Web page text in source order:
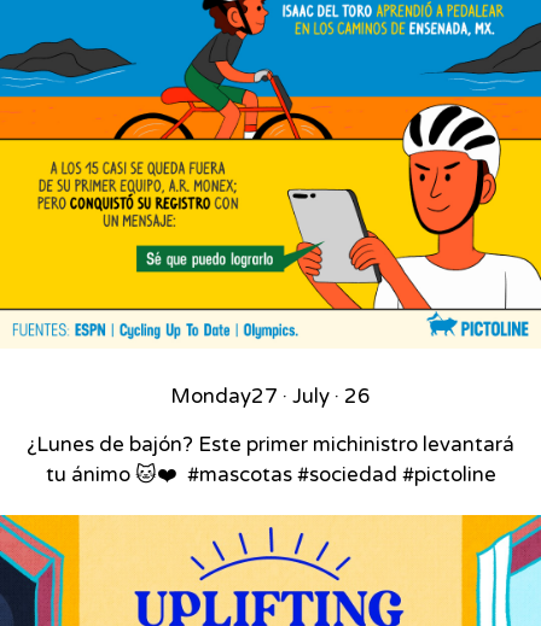
Monday27 · July · 26
¿Lunes de bajón? Este primer michinistro levantará
tu ánimo 🐱❤️⁣ ⁣ #mascotas #sociedad #pictoline